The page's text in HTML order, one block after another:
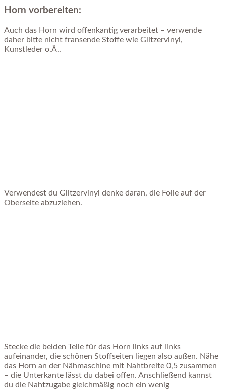
Horn vorbereiten:
Auch das Horn wird offenkantig verarbeitet – verwende
daher bitte nicht fransende Stoffe wie Glitzervinyl,
Kunstleder o.Ä..
Verwendest du Glitzervinyl denke daran, die Folie auf der
Oberseite abzuziehen.
Stecke die beiden Teile für das Horn links auf links
aufeinander, die schönen Stoffseiten liegen also außen. Nähe
das Horn an der Nähmaschine mit Nahtbreite 0,5 zusammen
– die Unterkante lässt du dabei offen. Anschließend kannst
du die Nahtzugabe gleichmäßig noch ein wenig